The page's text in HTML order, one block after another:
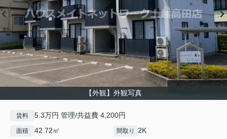
【外観】外観写真
賃料 5.3万円 管理/共益費 4,200円
面積 42.72㎡ 間取り 2K